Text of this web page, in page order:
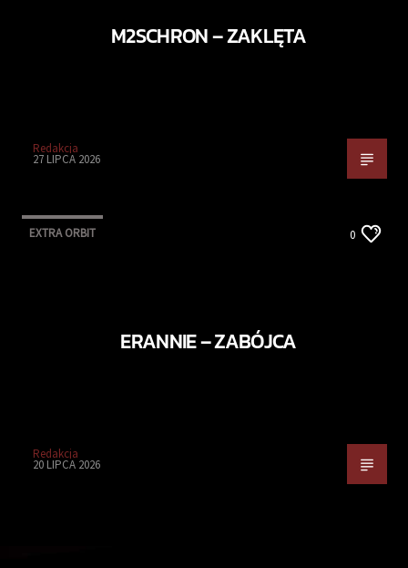
M2SCHRON – ZAKLĘTA
Redakcja
27 LIPCA 2026
EXTRA ORBIT 0
ERANNIE – ZABÓJCA
Redakcja
20 LIPCA 2026